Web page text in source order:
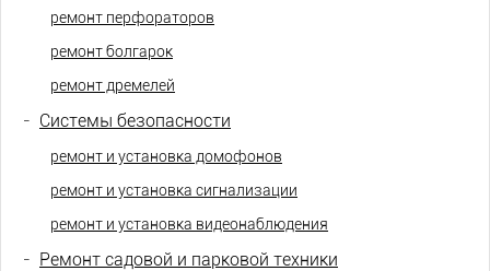
ремонт перфораторов
ремонт болгарок
ремонт дремелей
- Системы безопасности
ремонт и установка домофонов
ремонт и установка сигнализации
ремонт и установка видеонаблюдения
- Ремонт садовой и парковой техники